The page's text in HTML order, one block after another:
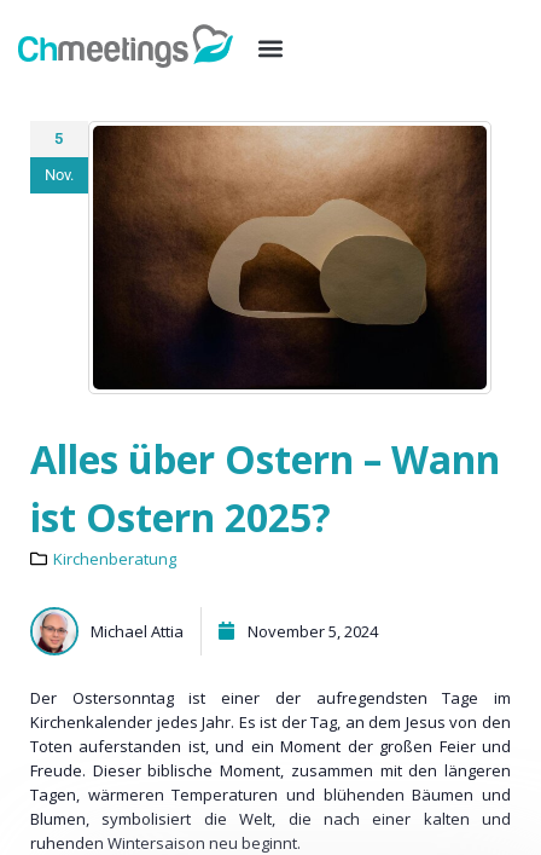
5
Nov.
Alles über Ostern – Wann
ist Ostern 2025?
Kirchenberatung
Michael Attia November 5, 2024
Der Ostersonntag ist einer der aufregendsten Tage im
Kirchenkalender jedes Jahr. Es ist der Tag, an dem Jesus von den
Toten auferstanden ist, und ein Moment der großen Feier und
Freude. Dieser biblische Moment, zusammen mit den längeren
Tagen, wärmeren Temperaturen und blühenden Bäumen und
Blumen, symbolisiert die Welt, die nach einer kalten und
ruhenden Wintersaison neu beginnt.